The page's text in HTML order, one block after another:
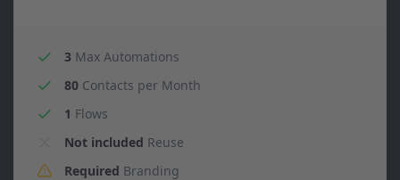
3 Max Automations
80 Contacts per Month
1 Flows
Not included Reuse
Required Branding